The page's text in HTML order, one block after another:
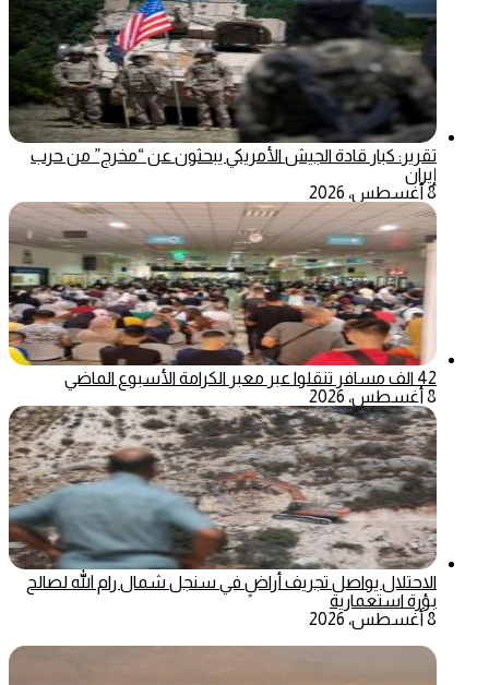
تقرير: كبار قادة الجيش الأمريكي يبحثون عن “مخرج” من حرب
إيران
8 أغسطس، 2026
42 الف مسافر تنقلوا عبر معبر الكرامة الأسبوع الماضي
8 أغسطس، 2026
الاحتلال يواصل تجريف أراضٍ في سنجل شمال رام الله لصالح
بؤرة استعمارية
8 أغسطس، 2026